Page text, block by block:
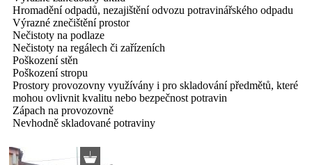
Hromadění odpadů, nezajištění odvozu potravinářského odpadu
Výrazné znečištění prostor
Nečistoty na podlaze
Nečistoty na regálech či zařízeních
Poškození stěn
Poškození stropu
Prostory provozovny využívány i pro skladování předmětů, které
mohou ovlivnit kvalitu nebo bezpečnost potravin
Zápach na provozovně
Nevhodně skladované potraviny